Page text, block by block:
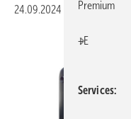
24.09.2024 Veröffentlicht in
Premium
+E
Services